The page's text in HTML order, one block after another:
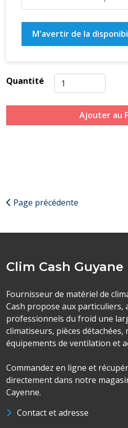
M'avertir de la
Quantité
Ajouter au
Page précédente
Clim Cash Guyane
Fournisseur de matériel de
Cash propose aux particuliers,
professionnels du froid une
climatiseurs, pièces
équipements de ventilation et
Commandez en ligne et
directement dans notre
Cayenne.
Contact et adresse